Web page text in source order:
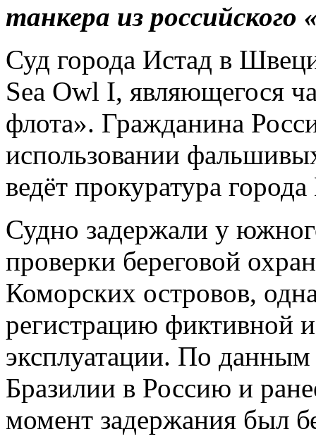
танкера из российского
Суд города Истад в
Sea Owl I, являющегося
флота». Гражданина
использовании
ведёт прокуратура
Судно задержали у
проверки береговой
Коморских островов,
регистрацию фиктивной
эксплуатации. По данным
Бразилии в Россию и
момент задержания был